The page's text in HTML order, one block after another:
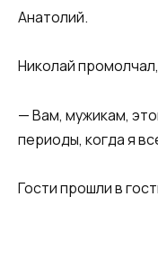
Анатолий.
Николай
— Вам, мужикам,
периоды, когда я
Гости прошли в